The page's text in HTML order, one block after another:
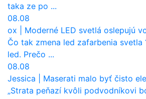
taka ze po ...
08.08
ox
Moderné LED svetlá oslepujú vodičov
Čo tak zmena led zafarbenia svetla
led. Prečo ...
08.08
Jessica
Maserati malo byť čisto elektrické. Teraz zisťuje, že
„Strata peňazí kvôli podvodníkovi